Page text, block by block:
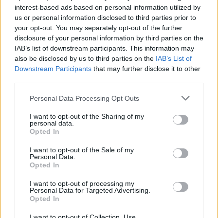
interest-based ads based on personal information utilized by
us or personal information disclosed to third parties prior to
your opt-out. You may separately opt-out of the further
disclosure of your personal information by third parties on the
IAB’s list of downstream participants. This information may
also be disclosed by us to third parties on the IAB’s List of
Downstream Participants that may further disclose it to other
Personal Data Processing Opt Outs
I want to opt-out of the Sharing of my
personal data.
Opted In
I want to opt-out of the Sale of my
Personal Data.
Opted In
I want to opt-out of processing my
Personal Data for Targeted Advertising.
Opted In
Július
Július 1., Szerda: AnnamáriaésTihamér
Július 2., Csütörtök:Ottó
és
Soma
Július 4., Szombat:Ulrik
Július 5., Vasárnap:EmeseésSarolta
Július 6., Hétfő:
Csaba
Július 8., Szerda:Ellák
Július 9., Csütörtök:
Július 10., Péntek:Amália
Július 11., Szombat:
Július 13., Hétfő:Jenõ
Július 14., Kedd: